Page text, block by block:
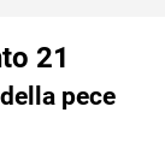
21
pece